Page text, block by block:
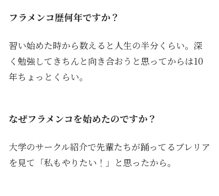
フラメンコ歴何年ですか？
習い始めた時から数えると人生の半分くらい。深
く勉強してきちんと向き合おうと思ってからは10
年ちょっとくらい。
なぜフラメンコを始めたのですか？
大学のサークル紹介で先輩たちが踊ってるブレリア
を見て「私もやりたい！」と思ったから。